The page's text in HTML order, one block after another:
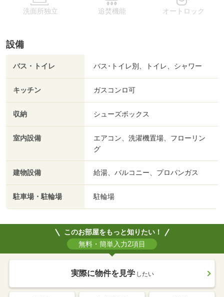
洗面所独立 追焚機能 オートロック
設備
バス・トイレ バス･トイレ別、トイレ、シャワー
キッチン ガスコンロ可
収納 シューズボックス
室内設備
エアコン、洗濯機置場、フローリン
グ
建物設備 給湯、バルコニー、プロパンガス
駐車場・駐輪場 駐輪場
このお部屋をもっと知りたい！
無料・簡単入力2項目
実際に物件を見学 したい